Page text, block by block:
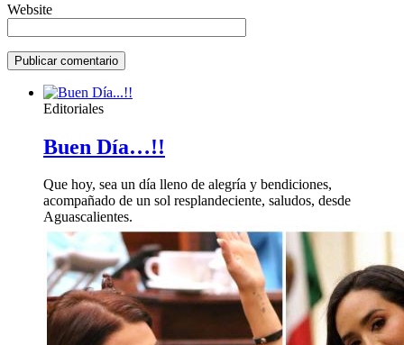
Website
Editoriales
Buen Día…!!
Que hoy, sea un día lleno de alegría y bendiciones,
acompañado de un sol resplandeciente, saludos, desde
Aguascalientes.